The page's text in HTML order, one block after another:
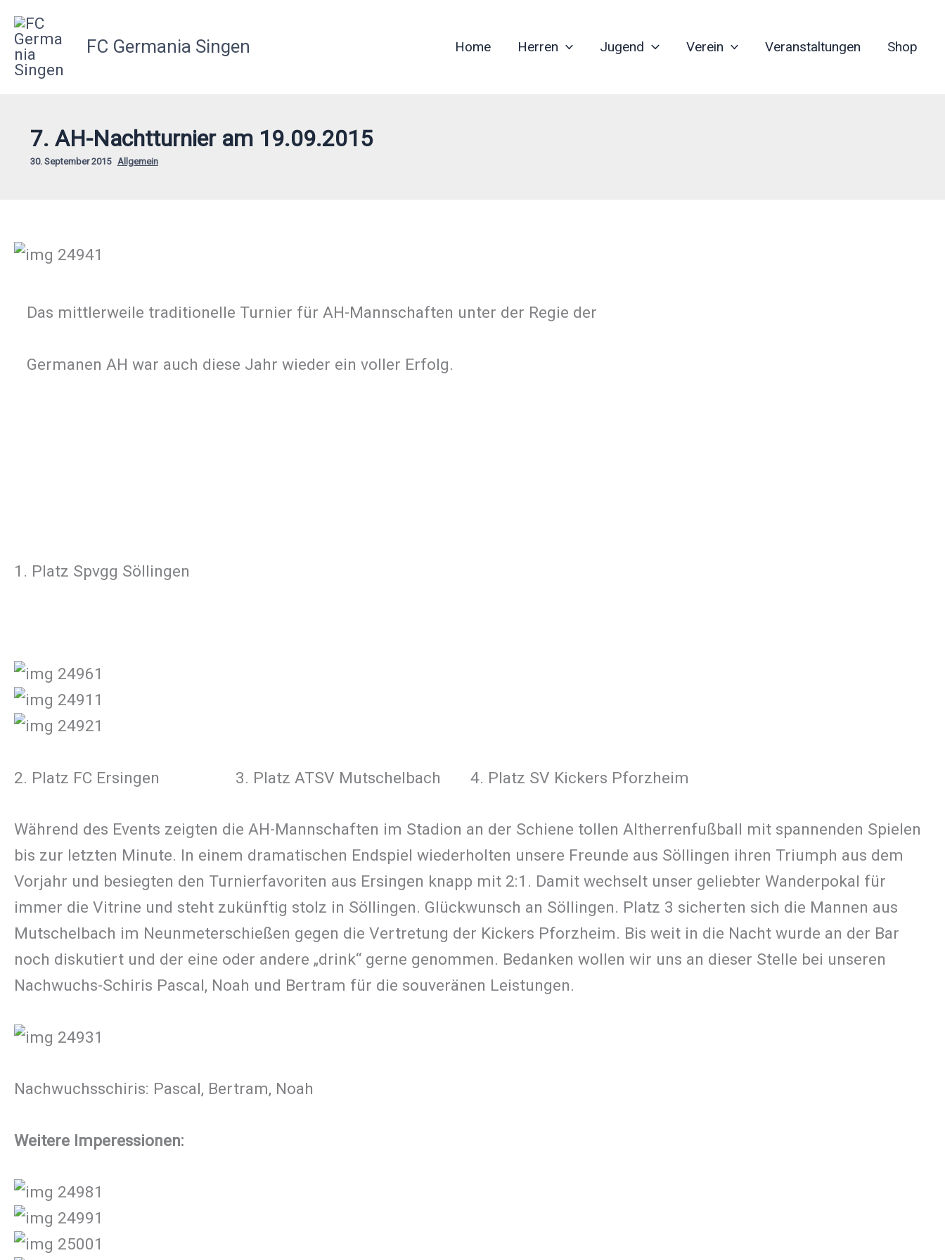
Zum
Inhalt
springen
FC Germania Singen Home Herren Jugend Verein Veranstaltungen Shop
7. AH-Nachtturnier am 19.09.2015
30. September 2015 Allgemein
Das mittlerweile traditionelle Turnier für AH-Mannschaften unter der Regie der
Germanen AH war auch diese Jahr wieder ein voller Erfolg.
1. Platz Spvgg Söllingen
2. Platz FC Ersingen 3. Platz ATSV Mutschelbach 4. Platz SV Kickers Pforzheim
Während des Events zeigten die AH-Mannschaften im Stadion an der Schiene tollen Altherrenfußball mit spannenden Spielen
bis zur letzten Minute. In einem dramatischen Endspiel wiederholten unsere Freunde aus Söllingen ihren Triumph aus dem
Vorjahr und besiegten den Turnierfavoriten aus Ersingen knapp mit 2:1. Damit wechselt unser geliebter Wanderpokal für
immer die Vitrine und steht zukünftig stolz in Söllingen. Glückwunsch an Söllingen. Platz 3 sicherten sich die Mannen aus
Mutschelbach im Neunmeterschießen gegen die Vertretung der Kickers Pforzheim. Bis weit in die Nacht wurde an der Bar
noch diskutiert und der eine oder andere „drink“ gerne genommen. Bedanken wollen wir uns an dieser Stelle bei unseren
Nachwuchs-Schiris Pascal, Noah und Bertram für die souveränen Leistungen.
Nachwuchsschiris: Pascal, Bertram, Noah
Weitere Imperessionen: